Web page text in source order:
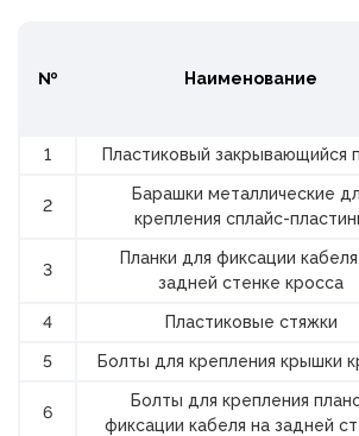
№ Наименование
1 Пластиковый закрывающийся
2
Барашки металлические
крепления сплайс-
3
Планки для фиксации
задней стенке кросса
4 Пластиковые стяжки
5 Болты для крепления крышки
6
Болты для крепления
фиксации кабеля на задней